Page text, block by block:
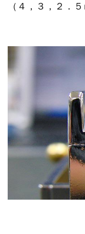
（ ４，３，２．５